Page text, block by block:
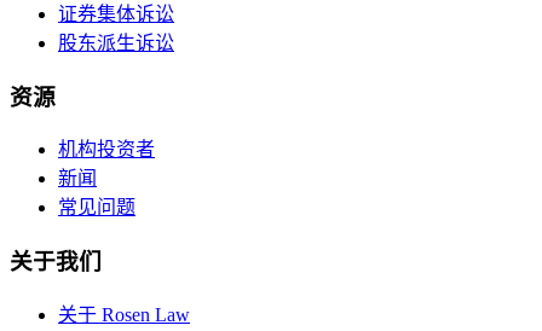
证券集体诉讼
股东派生诉讼
资源
机构投资者
新闻
常见问题
关于我们
关于 Rosen Law